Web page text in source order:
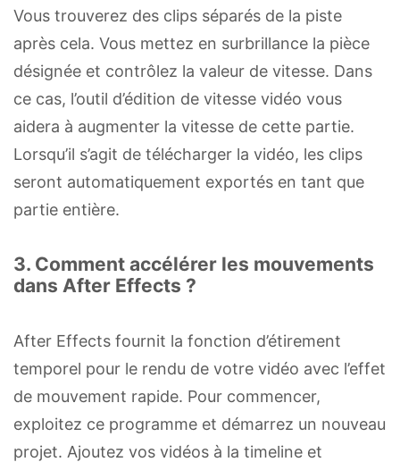
Vous trouverez des clips séparés de la piste
après cela. Vous mettez en surbrillance la pièce
désignée et contrôlez la valeur de vitesse. Dans
ce cas, l’outil d’édition de vitesse vidéo vous
aidera à augmenter la vitesse de cette partie.
Lorsqu’il s’agit de télécharger la vidéo, les clips
seront automatiquement exportés en tant que
partie entière.
3. Comment accélérer les mouvements
dans After Effects ?
After Effects fournit la fonction d’étirement
temporel pour le rendu de votre vidéo avec l’effet
de mouvement rapide. Pour commencer,
exploitez ce programme et démarrez un nouveau
projet. Ajoutez vos vidéos à la timeline et